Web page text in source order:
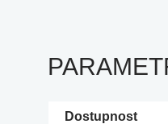
Dostupnost